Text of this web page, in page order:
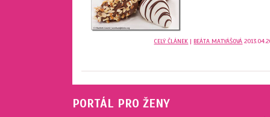
CELÝ ČLÁNEK | BEÁTA MATYÁŠOVÁ
PORTÁL PRO ŽENY